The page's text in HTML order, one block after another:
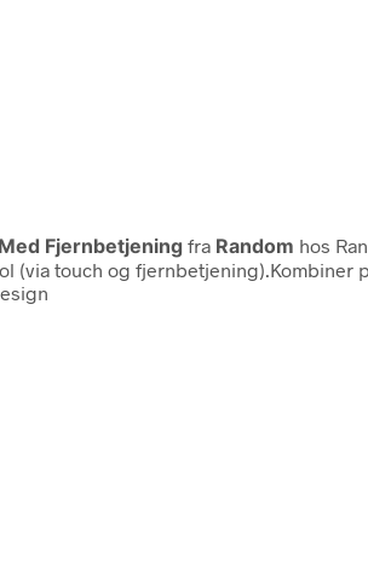
Fjernbetjening fra Random hos
(via touch og